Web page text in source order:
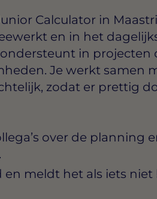
Calculator in
en in het
in projecten
Je werkt samen
zodat er prettig
over de planning
en meldt het als iets